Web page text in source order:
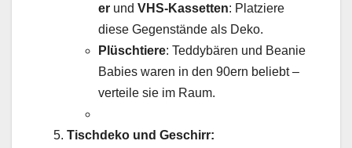
er und VHS-Kassetten: Platziere
diese Gegenstände als Deko.
Plüschtiere: Teddybären und Beanie
Babies waren in den 90ern beliebt –
verteile sie im Raum.
Tischdeko und Geschirr: